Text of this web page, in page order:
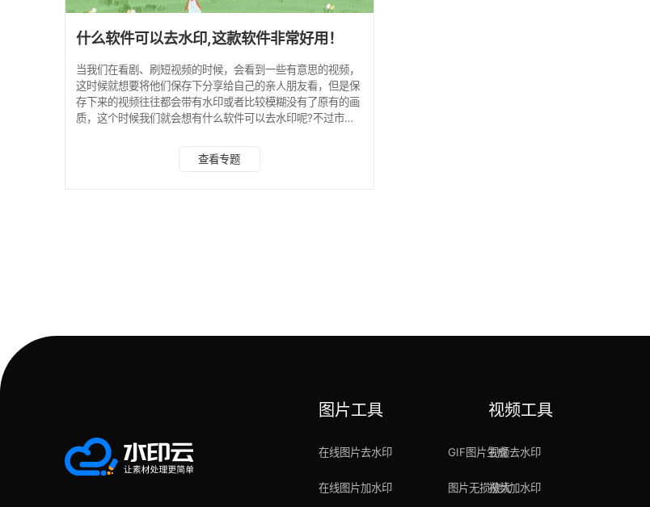
什么软件可以去水印,这款软件非常好用！
当我们在看剧、刷短视频的时候，会看到一些有意思的视频，
这时候就想要将他们保存下分享给自己的亲人朋友看，但是保
存下来的视频往往都会带有水印或者比较模糊没有了原有的画
质，这个时候我们就会想有什么软件可以去水印呢?不过市面
别不在为了什么软件可以去水印而烦恼，操作非常简单易懂，
查看专题
图片工具
在线图片去水印
在线图片加水印
GIF图片生成
图片无损放大
视频工具
视频去水印
视频加水印